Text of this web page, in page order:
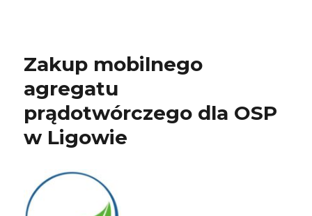
Zakup mobilnego
agregatu
prądotwórczego dla OSP
w Ligowie